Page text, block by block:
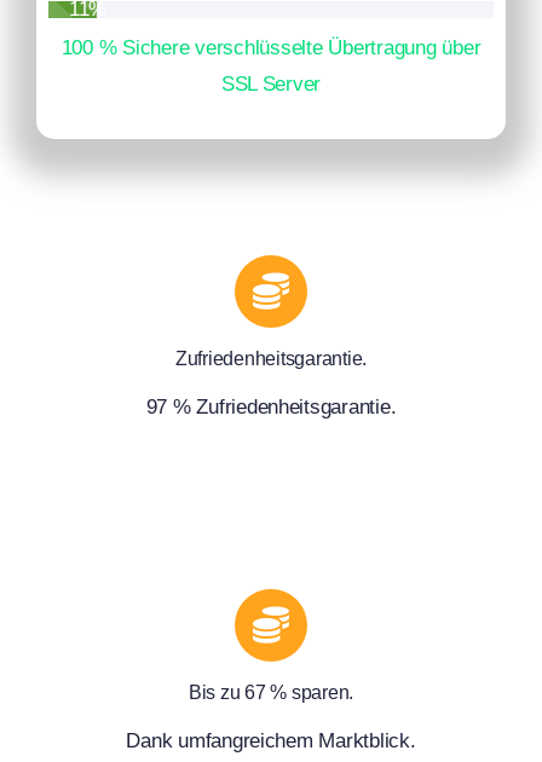
11%
100 % Sichere verschlüsselte Übertragung über
SSL Server
Zufriedenheitsgarantie.
97 % Zufriedenheitsgarantie.
Bis zu 67 % sparen.
Dank umfangreichem Marktblick.